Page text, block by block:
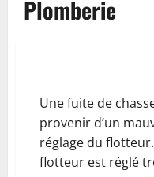
Plomberie
Une fuite de
provenir d’un
réglage du
flotteur est réglé